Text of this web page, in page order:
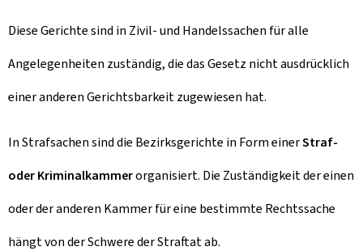
Diese Gerichte sind in Zivil- und Handelssachen für alle
Angelegenheiten zuständig, die das Gesetz nicht ausdrücklich
einer anderen Gerichtsbarkeit zugewiesen hat.
In Strafsachen sind die Bezirksgerichte in Form einerStraf-
oder Kriminalkammerorganisiert. Die Zuständigkeit der einen
oder der anderen Kammer für eine bestimmte Rechtssache
hängt von der Schwere der Straftat ab.